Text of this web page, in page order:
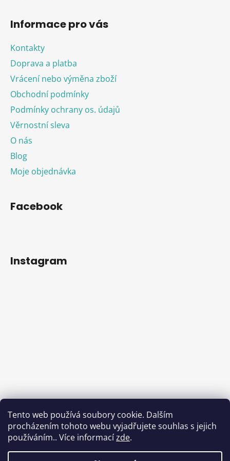
Tento web používá soubory cookie. Dalším
procházením tohoto webu vyjadřujete souhlas s jejich
používáním.. Více informacízde.
Informace pro vás
Kontakty
Doprava a platba
Vrácení nebo výměna zboží
Obchodní podmínky
Podmínky ochrany os. údajů
Věrnostní sleva
O nás
Blog
Moje objednávka
Facebook
Instagram